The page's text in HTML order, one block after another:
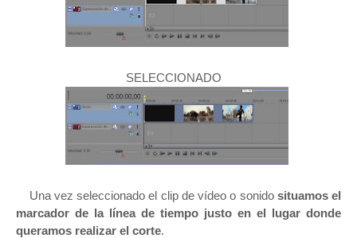
SELECCIONADO
Una vez seleccionado el clip de vídeo o sonido situamos el
marcador de la línea de tiempo justo en el lugar donde
queramos realizar el corte.